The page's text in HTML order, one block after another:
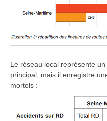
Le réseau local représente
principal, mais il enregistre
mortels :